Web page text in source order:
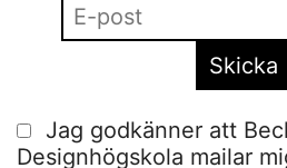
Jag godkänner att
Designhögskola mailar